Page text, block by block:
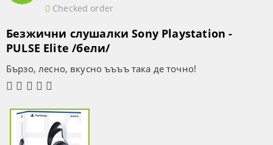
Checked order
Безжични слушалки Sony Playstation -
PULSE Elite /бели/
Бързо, лесно, вкусно ъъъъ така де точно!